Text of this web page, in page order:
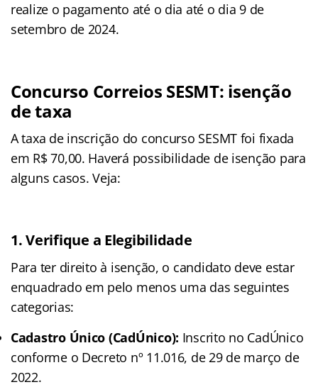
realize o pagamento até o dia até o dia 9 de
setembro de 2024.
Concurso Correios SESMT: isenção
de taxa
A taxa de inscrição do concurso SESMT foi fixada
em R$ 70,00. Haverá possibilidade de isenção para
alguns casos. Veja:
1.Verifique a Elegibilidade
Para ter direito à isenção, o candidato deve estar
enquadrado em pelo menos uma das seguintes
categorias:
Cadastro Único (CadÚnico): Inscrito no CadÚnico
conforme o Decreto nº 11.016, de 29 de março de
2022.